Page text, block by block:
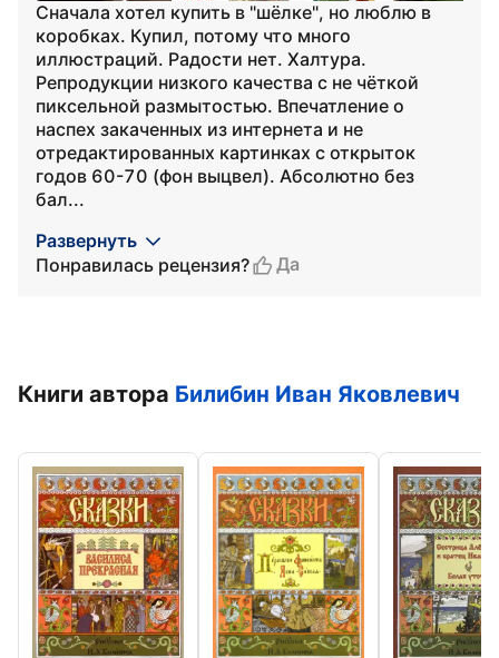
Сначала хотел купить в "шёлке", но люблю в
коробках. Купил, потому что много
иллюстраций. Радости нет. Халтура.
Репродукции низкого качества с не чёткой
пиксельной размытостью. Впечатление о
наспех закаченных из интернета и не
отредактированных картинках с открыток
годов 60-70 (фон выцвел). Абсолютно без
бал...
Развернуть
Понравилась рецензия?
Да
Книги автора Билибин Иван Яковлевич